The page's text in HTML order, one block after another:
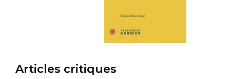
Articles critiques